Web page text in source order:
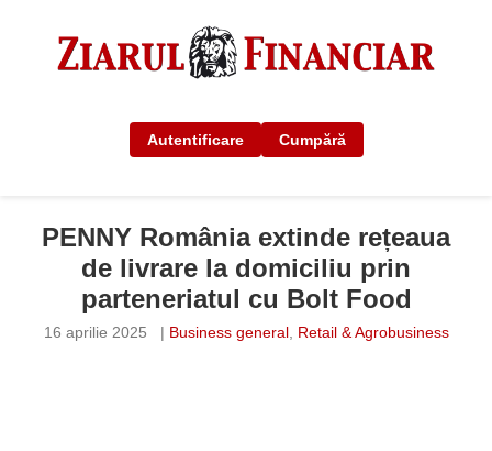
Autentificare Cumpără
PENNY România extinde rețeaua
de livrare la domiciliu prin
parteneriatul cu Bolt Food
16 aprilie 2025 | Business general, Retail & Agrobusiness